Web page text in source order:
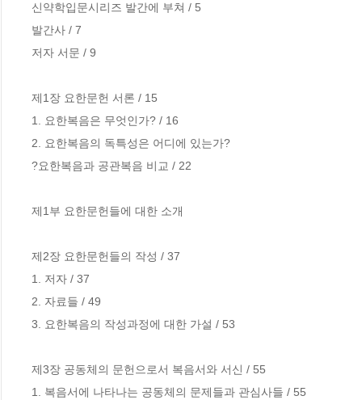
신약학입문시리즈 발간에 부쳐 / 5
발간사 / 7
저자 서문 / 9
제1장 요한문헌 서론 / 15
1. 요한복음은 무엇인가? / 16
2. 요한복음의 독특성은 어디에 있는가?
?요한복음과 공관복음 비교 / 22
제1부 요한문헌들에 대한 소개
제2장 요한문헌들의 작성 / 37
1. 저자 / 37
2. 자료들 / 49
3. 요한복음의 작성과정에 대한 가설 / 53
제3장 공동체의 문헌으로서 복음서와 서신 / 55
1. 복음서에 나타나는 공동체의 문제들과 관심사들 / 55